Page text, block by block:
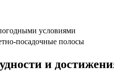
условиями
посадочные полосы
и